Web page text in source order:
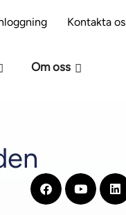
Kontakta
Om oss
redo för AI?